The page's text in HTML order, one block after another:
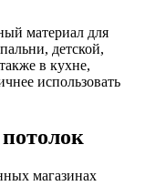
материал для
детской,
в кухне,
использовать
магазинах